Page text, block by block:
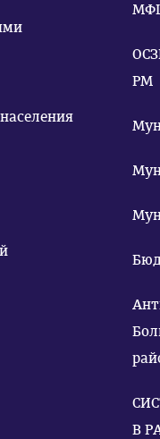
РМ
В